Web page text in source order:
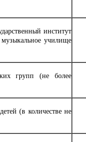
институт
училище
групп (не более
(в количестве не